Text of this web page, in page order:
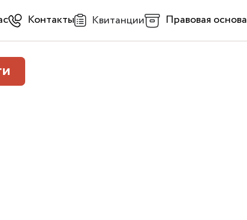
Контакты Квитанции Правовая основа